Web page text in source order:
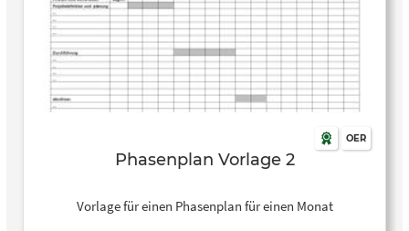
OER
Phasenplan Vorlage 2
Vorlage für einen Phasenplan für einen Monat